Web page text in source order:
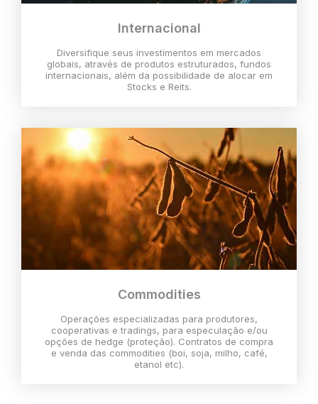
Internacional
Diversifique seus investimentos em mercados
globais, através de produtos estruturados, fundos
internacionais, além da possibilidade de alocar em
Stocks e Reits.
Commodities
Operações especializadas para produtores,
cooperativas e tradings, para especulação e/ou
opções de hedge (proteção). Contratos de compra
e venda das commodities (boi, soja, milho, café,
etanol etc).